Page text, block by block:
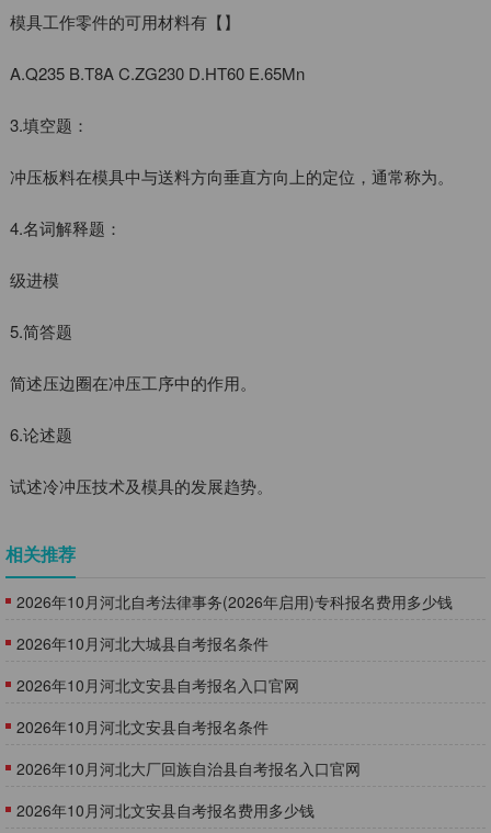
模具工作零件的可用材料有【】
A.Q235 B.T8A C.ZG230 D.HT60 E.65Mn
3.填空题：
冲压板料在模具中与送料方向垂直方向上的定位，通常称为。
4.名词解释题：
级进模
5.简答题
简述压边圈在冲压工序中的作用。
6.论述题
试述冷冲压技术及模具的发展趋势。
相关推荐
2026年10月河北自考法律事务(2026年启用)专科报名费用多少钱
2026年10月河北大城县自考报名条件
2026年10月河北文安县自考报名入口官网
2026年10月河北文安县自考报名条件
2026年10月河北大厂回族自治县自考报名入口官网
2026年10月河北文安县自考报名费用多少钱